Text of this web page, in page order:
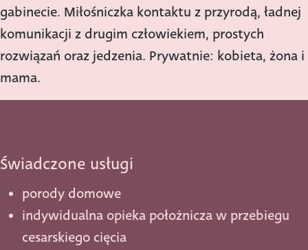
gabinecie. Miłośniczka kontaktu z przyrodą, ładnej
komunikacji z drugim człowiekiem, prostych
rozwiązań oraz jedzenia. Prywatnie: kobieta, żona i
mama.
Świadczone usługi
porody domowe
indywidualna opieka położnicza w przebiegu
cesarskiego cięcia